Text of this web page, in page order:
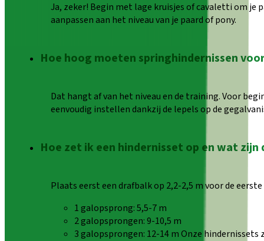
Ja, zeker! Begin met lage kruisjes of cavaletti om
aanpassen aan het niveau van je paard of pony.
Hoe hoog moeten springhindernissen
Dat hangt af van het niveau en de training. Voor
eenvoudig instellen dankzij de lepels op de
Hoe zet ik een hindernisset op en wat
Plaats eerst een drafbalk op 2,2-2,5 m voor de
1 galopsprong: 5,5-7 m
2 galopsprongen: 9-10,5 m
3 galopsprongen: 12-14 m Onze